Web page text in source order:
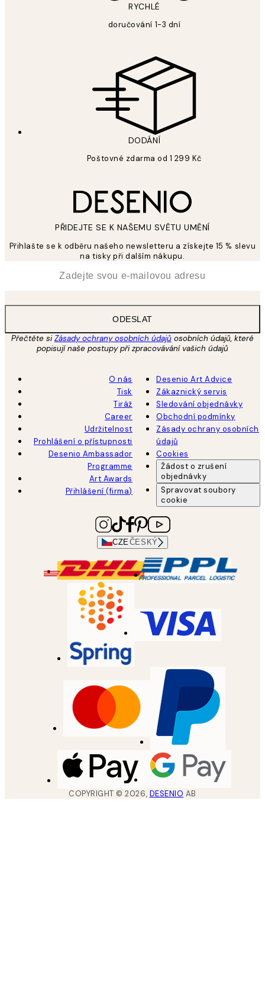
RYCHLÉ
doručování 1-3 dní
DODÁNÍ
Poštovné zdarma od 1 299 Kč
PŘIDEJTE SE K NAŠEMU SVĚTU UMĚNÍ
Přihlašte se k odběru našeho newsletteru a získejte 15 % slevu
na tisky při dalším nákupu.
ODESLAT
Přečtěte siZásady ochrany osobních údajů osobních údajů, které
popisují naše postupy při zpracovávání vašich údajů
O nás
Tisk
Tiráž
Career
Udržitelnost
Prohlášení o přístupnosti
Desenio Ambassador
Programme
Art Awards
Přihlášení (firma)
Desenio Art Advice
Zákaznický servis
Sledování objednávky
Obchodní podmínky
Zásady ochrany osobních
údajů
Cookies
Žádost o zrušení
objednávky
Spravovat soubory
cookie
CZEČESKÝ
COPYRIGHT ©2026, DESENIO AB